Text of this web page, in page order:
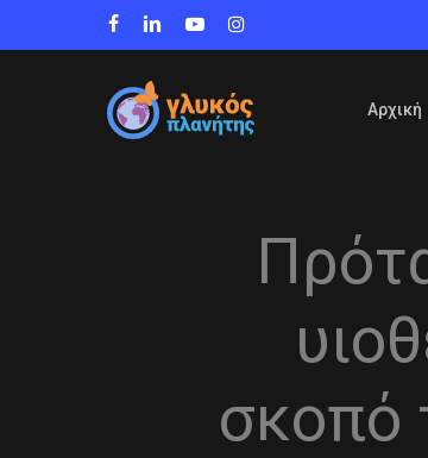
facebooklinkedinyoutubeinstagram
Αρχική
σκοπό